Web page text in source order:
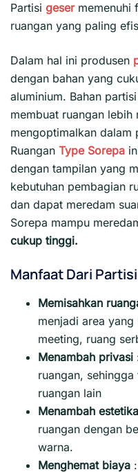
Partisi geser memenuhi
ruangan yang paling
Dalam hal ini produsen
dengan bahan yang
aluminium. Bahan
membuat ruangan
mengoptimalkan dalam
Ruangan Type Sorepa
dengan tampilan yang
kebutuhan pembagian
dan dapat meredam
Sorepa mampu
cukup tinggi.
Manfaat Dari Partisi
Memisahkan
menjadi area
meeting, ruang
Menambah privasi
ruangan,
ruangan lain
Menambah estetika
ruangan dengan
warna.
Menghemat biaya :